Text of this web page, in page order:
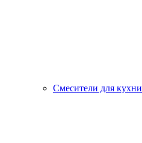
Смесители для кухни